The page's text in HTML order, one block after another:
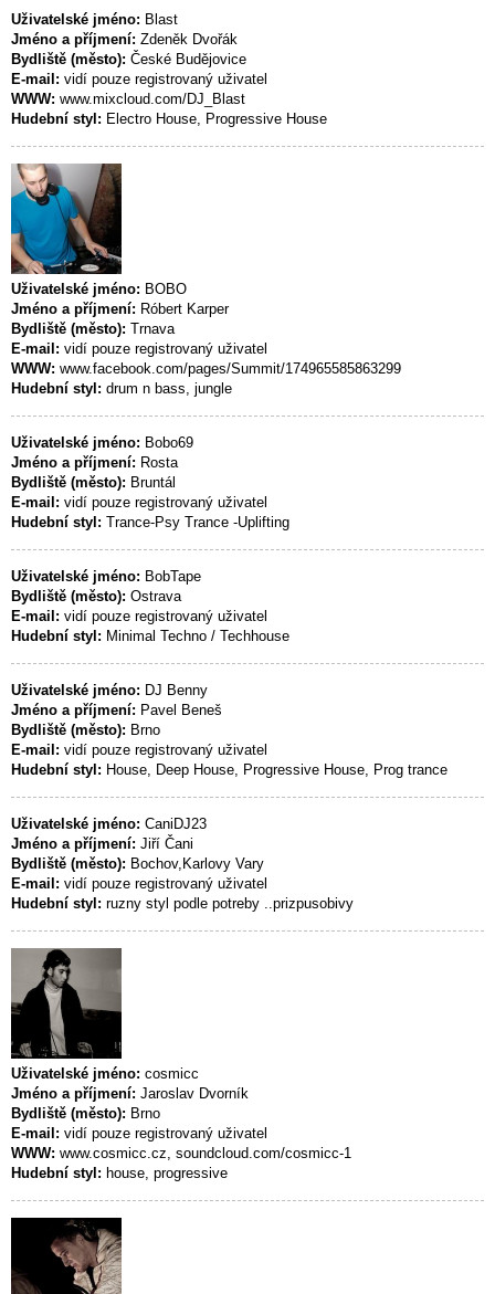
Uživatelské jméno: Blast
Jméno a příjmení: Zdeněk Dvořák
Bydliště (město): České Budějovice
E-mail: vidí pouze registrovaný uživatel
WWW: www.mixcloud.com/DJ_Blast
Hudební styl: Electro House, Progressive House
Uživatelské jméno: BOBO
Jméno a příjmení: Róbert Karper
Bydliště (město): Trnava
E-mail: vidí pouze registrovaný uživatel
WWW: www.facebook.com/pages/Summit/174965585863299
Hudební styl: drum n bass, jungle
Uživatelské jméno: Bobo69
Jméno a příjmení: Rosta
Bydliště (město): Bruntál
E-mail: vidí pouze registrovaný uživatel
Hudební styl: Trance-Psy Trance -Uplifting
Uživatelské jméno: BobTape
Bydliště (město): Ostrava
E-mail: vidí pouze registrovaný uživatel
Hudební styl: Minimal Techno / Techhouse
Uživatelské jméno: DJ Benny
Jméno a příjmení: Pavel Beneš
Bydliště (město): Brno
E-mail: vidí pouze registrovaný uživatel
Hudební styl: House, Deep House, Progressive House, Prog trance
Uživatelské jméno: CaniDJ23
Jméno a příjmení: Jiří Čani
Bydliště (město): Bochov,Karlovy Vary
E-mail: vidí pouze registrovaný uživatel
Hudební styl: ruzny styl podle potreby ..prizpusobivy
Uživatelské jméno: cosmicc
Jméno a příjmení: Jaroslav Dvorník
Bydliště (město): Brno
E-mail: vidí pouze registrovaný uživatel
WWW: www.cosmicc.cz, soundcloud.com/cosmicc-1
Hudební styl: house, progressive